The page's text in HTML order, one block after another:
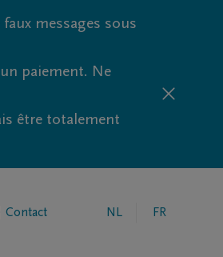
messages sous
paiement. Ne
être totalement
Contact NL FR